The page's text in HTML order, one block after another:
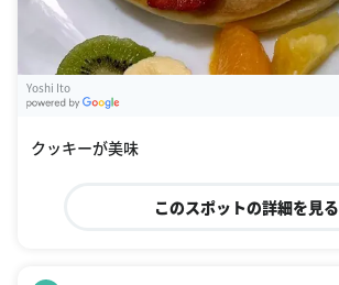
Yoshi Ito
クッキーが美味
このスポットの詳細を見る